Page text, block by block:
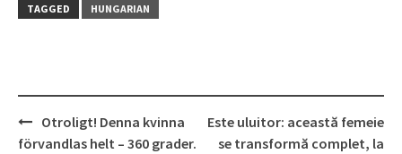
TAGGED
HUNGARIAN
Post
navigation
Otroligt! Denna kvinna
förvandlas helt – 360 grader.
Este uluitor: această femeie
se transformă complet, la